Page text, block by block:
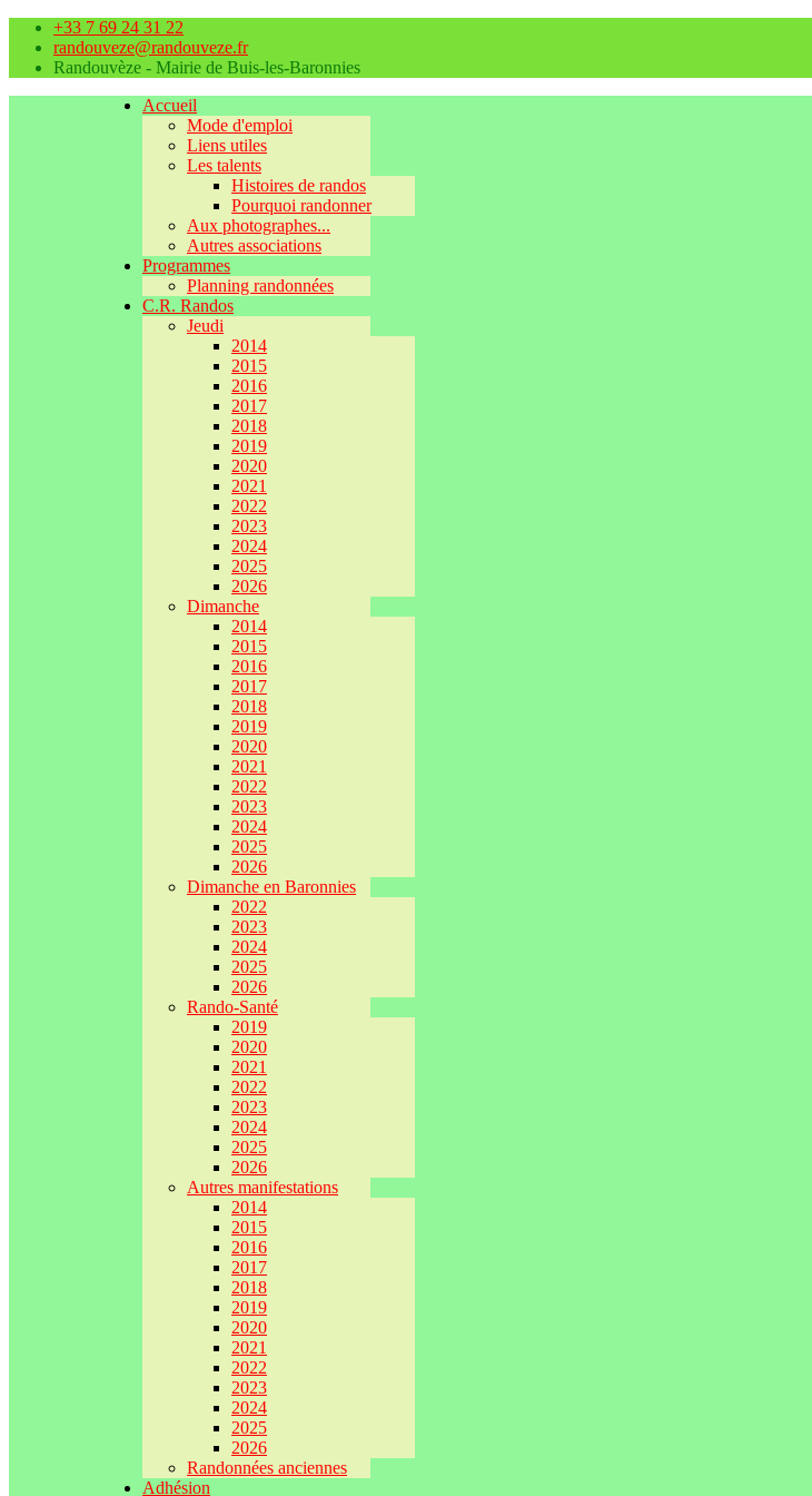
+33 7 69 24 31 22
randouveze@randouveze.fr
Randouvèze - Mairie de Buis-les-Baronnies
Accueil
Mode d'emploi
Liens utiles
Les talents
Histoires de randos
Pourquoi randonner
Aux photographes...
Autres associations
Programmes
Planning randonnées
C.R. Randos
Jeudi
2014
2015
2016
2017
2018
2019
2020
2021
2022
2023
2024
2025
2026
Dimanche
2014
2015
2016
2017
2018
2019
2020
2021
2022
2023
2024
2025
2026
Dimanche en Baronnies
2022
2023
2024
2025
2026
Rando-Santé
2019
2020
2021
2022
2023
2024
2025
2026
Autres manifestations
2014
2015
2016
2017
2018
2019
2020
2021
2022
2023
2024
2025
2026
Randonnées anciennes
Adhésion